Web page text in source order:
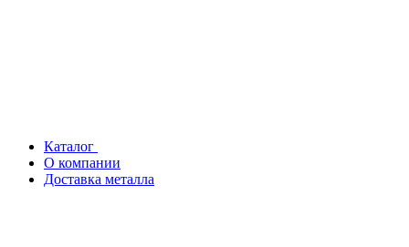
Каталог
О компании
Доставка металла